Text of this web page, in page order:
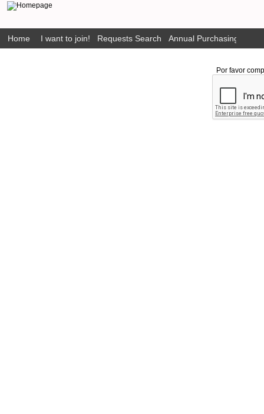
Home I want to join! Requests Search Annual Purchasing Plan
Por favor